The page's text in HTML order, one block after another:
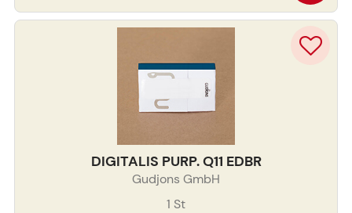
DIGITALIS PURP. Q11 EDBR
Gudjons GmbH
1 St